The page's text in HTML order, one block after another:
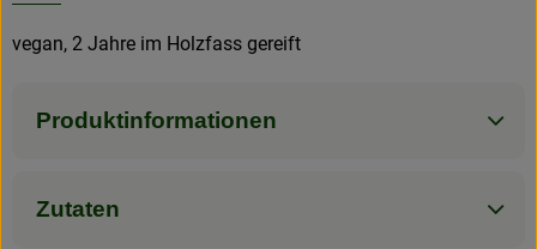
vegan, 2 Jahre im Holzfass gereift
Produktinformationen
Zutaten